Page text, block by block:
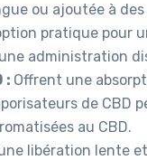
ou ajoutée à
pratique pour
administration
: Offrent une
de CBD
au CBD.
libération lente